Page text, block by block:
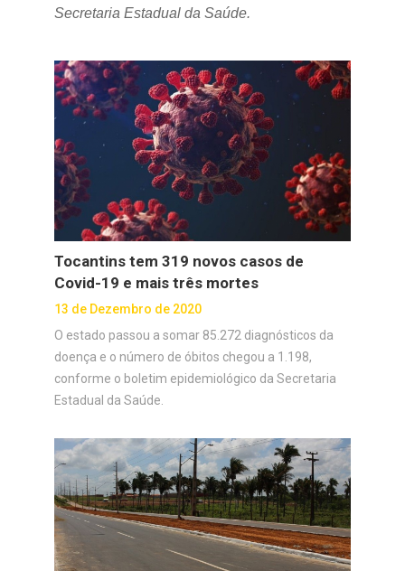
Secretaria Estadual da Saúde.
Tocantins tem 319 novos casos de
Covid-19 e mais três mortes
13 de Dezembro de 2020
O estado passou a somar 85.272 diagnósticos da
doença e o número de óbitos chegou a 1.198,
conforme o boletim epidemiológico da Secretaria
Estadual da Saúde.